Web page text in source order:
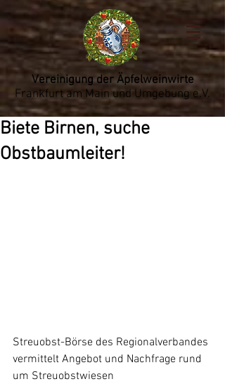
Vereinigung der Äpfelweinwirte
Frankfurt am Main und Umgebung e.V.
Biete Birnen, suche
Obstbaumleiter!
Streuobst-Börse des Regionalverbandes
vermittelt Angebot und Nachfrage rund
um Streuobstwiesen